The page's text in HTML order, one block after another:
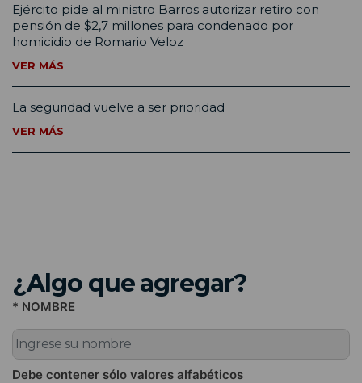
Ejército pide al ministro Barros autorizar retiro con
pensión de $2,7 millones para condenado por
homicidio de Romario Veloz
VER MÁS
La seguridad vuelve a ser prioridad
VER MÁS
¿Algo que agregar?
* NOMBRE
Debe contener sólo valores alfabéticos